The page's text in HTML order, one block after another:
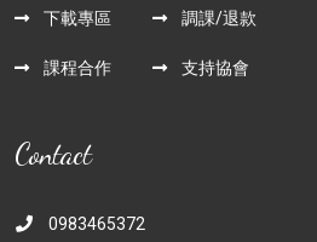
下載專區
課程合作
調課/退款
支持協會
Contact
0983465372